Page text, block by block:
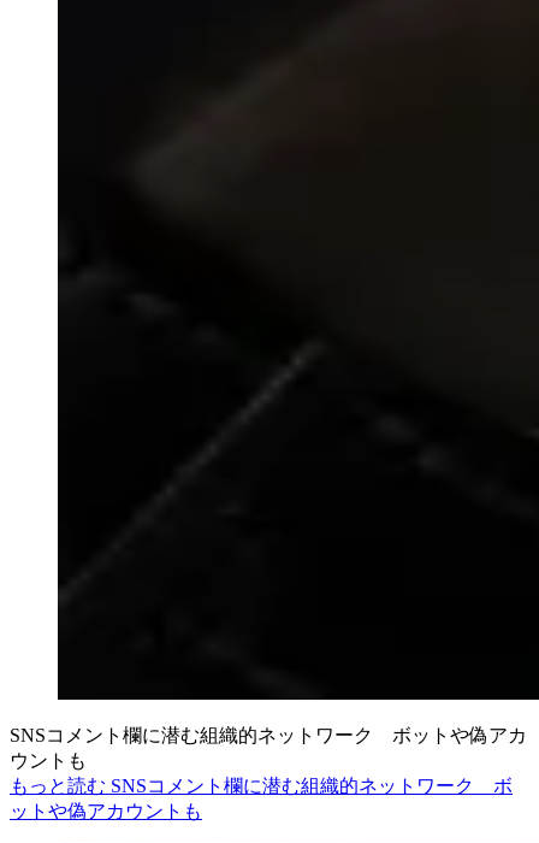
SNSコメント欄に潜む組織的ネットワーク ボットや偽アカ
ウントも
もっと読む SNSコメント欄に潜む組織的ネットワーク ボ
ットや偽アカウントも